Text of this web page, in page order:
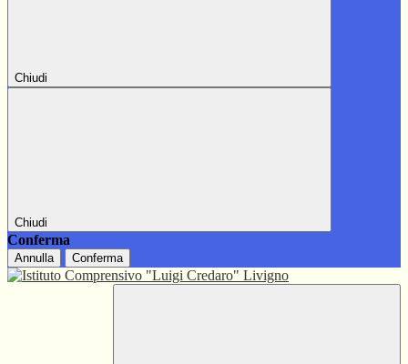
Chiudi
Chiudi
Conferma
Annulla Conferma